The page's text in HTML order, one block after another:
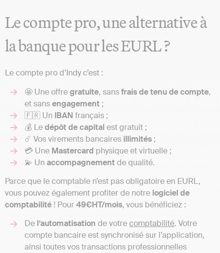
Le compte pro, une alternative à
la banque pour les EURL ?
Le compte pro d’Indy c’est :
🤩 Une offregratuite, sansfrais de tenu de compte,
et sansengagement ;
🇫🇷 Un IBAN français ;
💰 Ledépôtde capital est gratuit ;
☄️ Vos virements bancaires illimités ;
💳 Une Mastercard physique et virtuelle ;
💫 Un accompagnementde qualité.
Parce que le comptable n’est pas obligatoire en EURL,
vous pouvez également profiter de notre logiciel de
comptabilité ! Pour49€HT/mois, vous bénéficiez :
De l’automatisation de votrecomptabilité. Votre
compte bancaire est synchronisé sur l’application,
ainsi toutes vos transactions professionnelles